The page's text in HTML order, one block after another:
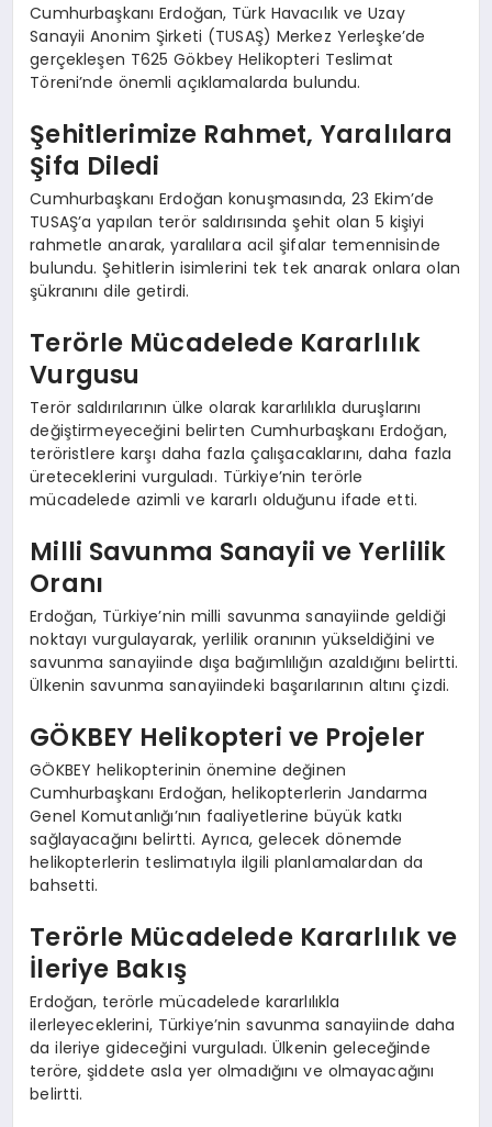
Cumhurbaşkanı Erdoğan, Türk Havacılık ve Uzay
Sanayii Anonim Şirketi (TUSAŞ) Merkez Yerleşke’de
gerçekleşen T625 Gökbey Helikopteri Teslimat
Töreni’nde önemli açıklamalarda bulundu.
Şehitlerimize Rahmet, Yaralılara
Şifa Diledi
Cumhurbaşkanı Erdoğan konuşmasında, 23 Ekim’de
TUSAŞ’a yapılan terör saldırısında şehit olan 5 kişiyi
rahmetle anarak, yaralılara acil şifalar temennisinde
bulundu. Şehitlerin isimlerini tek tek anarak onlara olan
şükranını dile getirdi.
Terörle Mücadelede Kararlılık
Vurgusu
Terör saldırılarının ülke olarak kararlılıkla duruşlarını
değiştirmeyeceğini belirten Cumhurbaşkanı Erdoğan,
teröristlere karşı daha fazla çalışacaklarını, daha fazla
üreteceklerini vurguladı. Türkiye’nin terörle
mücadelede azimli ve kararlı olduğunu ifade etti.
Milli Savunma Sanayii ve Yerlilik
Oranı
Erdoğan, Türkiye’nin milli savunma sanayiinde geldiği
noktayı vurgulayarak, yerlilik oranının yükseldiğini ve
savunma sanayiinde dışa bağımlılığın azaldığını belirtti.
Ülkenin savunma sanayiindeki başarılarının altını çizdi.
GÖKBEY Helikopteri ve Projeler
GÖKBEY helikopterinin önemine değinen
Cumhurbaşkanı Erdoğan, helikopterlerin Jandarma
Genel Komutanlığı’nın faaliyetlerine büyük katkı
sağlayacağını belirtti. Ayrıca, gelecek dönemde
helikopterlerin teslimatıyla ilgili planlamalardan da
bahsetti.
Terörle Mücadelede Kararlılık ve
İleriye Bakış
Erdoğan, terörle mücadelede kararlılıkla
ilerleyeceklerini, Türkiye’nin savunma sanayiinde daha
da ileriye gideceğini vurguladı. Ülkenin geleceğinde
teröre, şiddete asla yer olmadığını ve olmayacağını
belirtti.